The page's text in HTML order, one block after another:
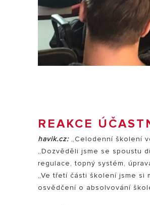
REAKCE
havik.cz:„Celodenní školení
„Dozvěděli jsme se spoustu
regulace, topný systém,
„Ve třetí části školení jsme si
osvědčení o absolvování